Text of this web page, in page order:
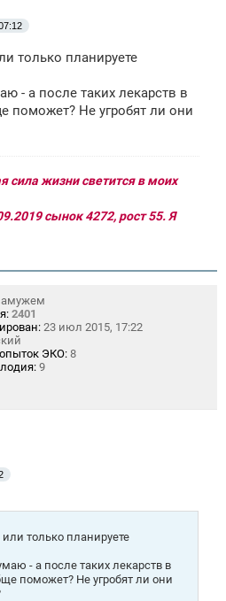
только планируете
- а после таких лекарств в
поможет? Не угробят ли они
сила жизни светится в моих
сынок 4272, рост 55. Я
2401
23 июл 2015, 17:22
ЭКО: 8
9
только планируете
- а после таких лекарств в
поможет? Не угробят ли они